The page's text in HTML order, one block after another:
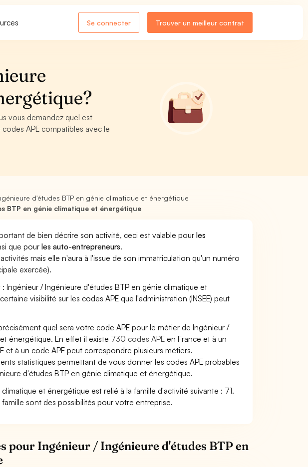
Se connecter Trouver un meilleur contrat
vous demandez quel est
APE compatibles avec le
d'études BTP en génie climatique et énergétique
BTP en génie climatique et énergétique
de bien décrire son activité, ceci est valable pourles
que pourles auto-entrepreneurs.
mais elle n'aura à l'issue de son immatriculation qu'un numéro
exercée).
Ingénieur / Ingénieure d'études BTP en génie climatique et
visibilité sur les codes APE que l'administration (INSEE) peut
quel sera votre code APE pour le métier de Ingénieur /
énergétique. En effet il existe 730 codes APE en France et à un
et à un code APE peut correspondre plusieurs métiers.
statistiques permettant de vous donner les codes APE probables
d'études BTP en génie climatique et énergétique.
et énergétique est relié à la famille d'activité suivante : 71.
sont des possibilités pour votre entreprise.
pour Ingénieur / Ingénieure d'études BTP en